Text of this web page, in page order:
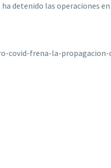
detenido las operaciones
frena-la-propagacion-